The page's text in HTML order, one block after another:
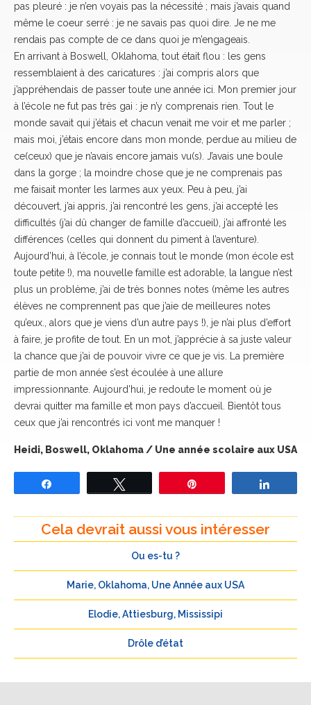
pas pleuré : je n’en voyais pas la nécessité ; mais j’avais quand
même le coeur serré : je ne savais pas quoi dire. Je ne me
rendais pas compte de ce dans quoi je m’engageais.
En arrivant à Boswell, Oklahoma, tout était flou : les gens
ressemblaient à des caricatures : j’ai compris alors que
j’appréhendais de passer toute une année ici. Mon premier jour
à l’école ne fut pas très gai : je n’y comprenais rien. Tout le
monde savait qui j’étais et chacun venait me voir et me parler ;
mais moi, j’étais encore dans mon monde, perdue au milieu de
ce(ceux) que je n’avais encore jamais vu(s). J’avais une boule
dans la gorge ; la moindre chose que je ne comprenais pas
me faisait monter les larmes aux yeux. Peu à peu, j’ai
découvert, j’ai appris, j’ai rencontré les gens, j’ai accepté les
difficultés (j’ai dû changer de famille d’accueil), j’ai affronté les
différences (celles qui donnent du piment à l’aventure).
Aujourd’hui, à l’école, je connais tout le monde (mon école est
toute petite !), ma nouvelle famille est adorable, la langue n’est
plus un problème, j’ai de très bonnes notes (même les autres
élèves ne comprennent pas que j’aie de meilleures notes
qu’eux., alors que je viens d’un autre pays !), je n’ai plus d’effort
à faire, je profite de tout. En un mot, j’apprécie à sa juste valeur
la chance que j’ai de pouvoir vivre ce que je vis. La première
partie de mon année s’est écoulée à une allure
impressionnante. Aujourd’hui, je redoute le moment où je
devrai quitter ma famille et mon pays d’accueil. Bientôt tous
ceux que j’ai rencontrés ici vont me manquer !
Heidi, Boswell, Oklahoma / Une année scolaire aux USA
Cela devrait aussi vous intéresser
Ou es-tu ?
Marie, Oklahoma, Une Année aux USA
Elodie, Attiesburg, Mississipi
Drôle d’état